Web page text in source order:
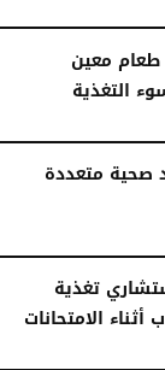
معين
التغذية
صحية متعددة
تغذية
الامتحانات